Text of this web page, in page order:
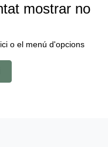
mostrar no
o el menú d'opcions